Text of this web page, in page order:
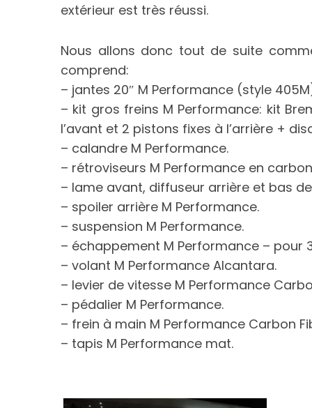
extérieur est très réussi.
Nous allons donc tout de suite
comprend:
– jantes 20″ M Performance (style
– kit gros freins M Performance: kit
l’avant et 2 pistons fixes à l’arrière +
– calandre M Performance.
– rétroviseurs M Performance en
– lame avant, diffuseur arrière et bas
– spoiler arrière M Performance.
– suspension M Performance.
– échappement M Performance – pour
– volant M Performance Alcantara.
– levier de vitesse M Performance
– pédalier M Performance.
– frein à main M Performance Carbon
– tapis M Performance mat.